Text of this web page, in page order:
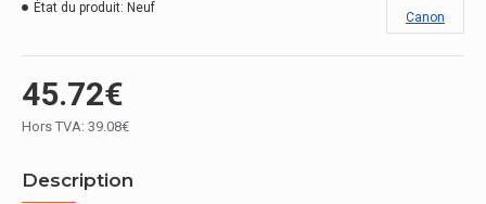
45.72€
Hors TVA: 39.08€
État du produit: Neuf
Canon
Description